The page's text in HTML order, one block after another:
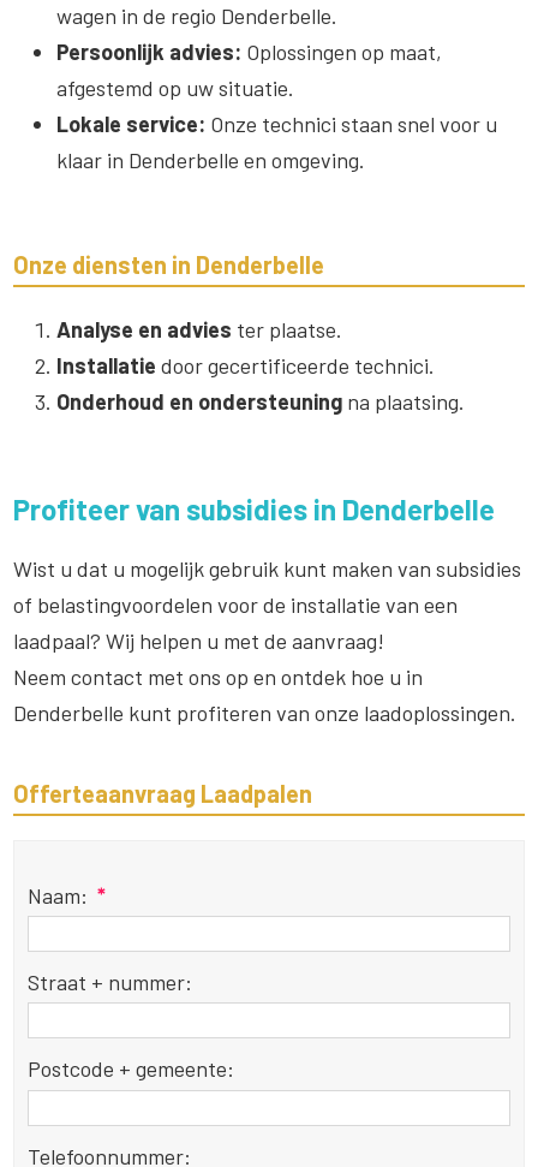
wagen in de regio Denderbelle.
Persoonlijk advies: Oplossingen op maat,
afgestemd op uw situatie.
Lokale service: Onze technici staan snel voor u
klaar in Denderbelle en omgeving.
Onze diensten in Denderbelle
Analyse en advies ter plaatse.
Installatie door gecertificeerde technici.
Onderhoud en ondersteuning na plaatsing.
Profiteer van subsidies in Denderbelle
Wist u dat u mogelijk gebruik kunt maken van subsidies
of belastingvoordelen voor de installatie van een
laadpaal? Wij helpen u met de aanvraag!
Neem contact met ons op en ontdek hoe u in
Denderbelle kunt profiteren van onze laadoplossingen.
Offerteaanvraag Laadpalen
Naam: *
Straat + nummer:
Postcode + gemeente:
Telefoonnummer: